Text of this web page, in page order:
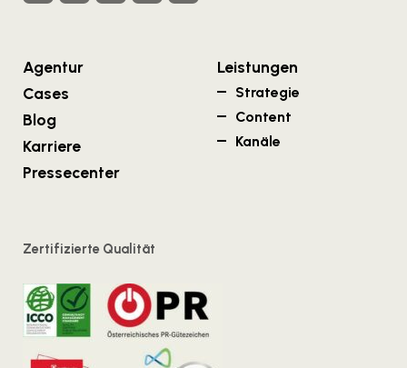
Agentur
Cases
Blog
Karriere
Pressecenter
Leistungen
Strategie
Content
Kanäle
Zertifizierte Qualität